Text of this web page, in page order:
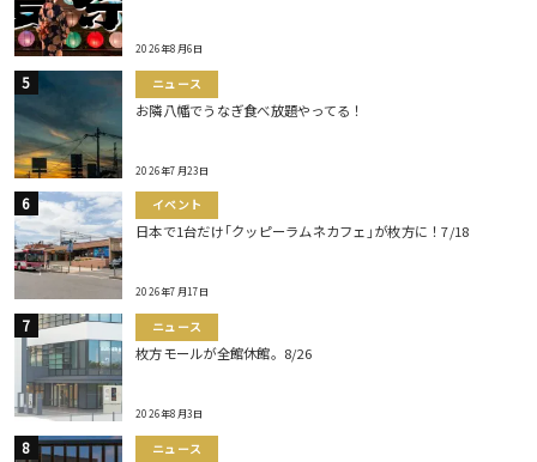
2026年8月6日
ニュース
お隣八幡でうなぎ食べ放題やってる！
2026年7月23日
イベント
日本で1台だけ｢クッピーラムネカフェ｣が枚方に！7/18
2026年7月17日
ニュース
枚方モールが全館休館。8/26
2026年8月3日
ニュース